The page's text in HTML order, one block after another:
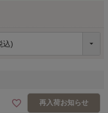
再入荷お知らせ